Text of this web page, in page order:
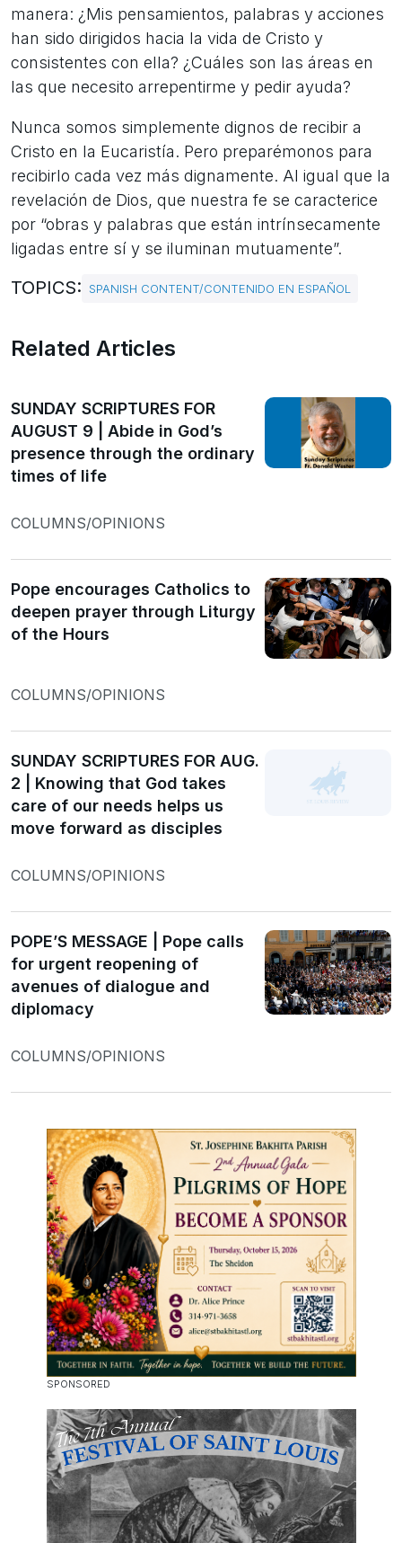
manera: ¿Mis pensamientos, palabras y acciones
han sido dirigidos hacia la vida de Cristo y
consistentes con ella? ¿Cuáles son las áreas en
las que necesito arrepentirme y pedir ayuda?
Nunca somos simplemente dignos de recibir a
Cristo en la Eucaristía. Pero preparémonos para
recibirlo cada vez más dignamente. Al igual que la
revelación de Dios, que nuestra fe se caracterice
por “obras y palabras que están intrínsecamente
ligadas entre sí y se iluminan mutuamente”.
TOPICS: SPANISH CONTENT/CONTENIDO EN ESPAÑOL
Related Articles
SUNDAY SCRIPTURES FOR
AUGUST 9 | Abide in God’s
presence through the ordinary
times of life
COLUMNS/OPINIONS
Pope encourages Catholics to
deepen prayer through Liturgy
of the Hours
COLUMNS/OPINIONS
SUNDAY SCRIPTURES FOR AUG.
2 | Knowing that God takes
care of our needs helps us
move forward as disciples
COLUMNS/OPINIONS
POPE’S MESSAGE | Pope calls
for urgent reopening of
avenues of dialogue and
diplomacy
COLUMNS/OPINIONS